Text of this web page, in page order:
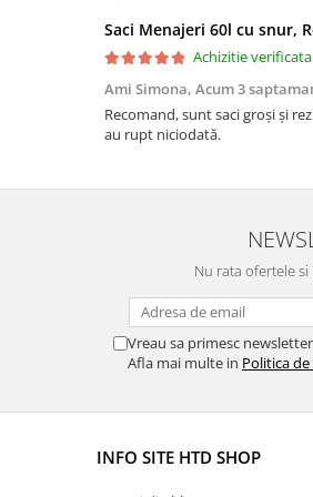
Achizitie verificata
Ami Simona, Acum 3
Recomand, sunt saci groși și
au rupt niciodată.
Nu rata ofertele
Vreau sa primesc
Afla mai multe in Politica
INFO SITE HTD SHOP